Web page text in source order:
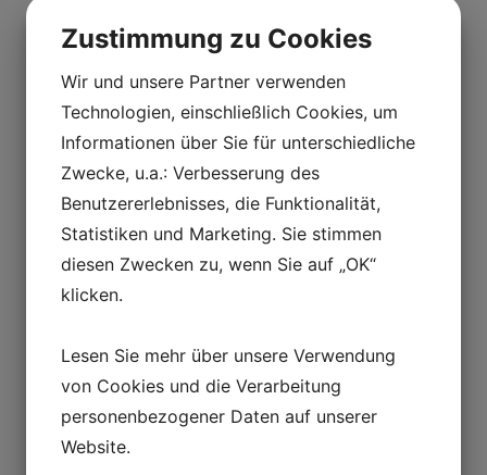
Zustimmung zu Cookies
Wir und unsere Partner verwenden
Technologien, einschließlich Cookies, um
Informationen über Sie für unterschiedliche
Zwecke, u.a.: Verbesserung des
Benutzererlebnisses, die Funktionalität,
Statistiken und Marketing. Sie stimmen
diesen Zwecken zu, wenn Sie auf „OK“
klicken.
Lesen Sie mehr über unsere Verwendung
von Cookies und die Verarbeitung
personenbezogener Daten auf unserer
Website.